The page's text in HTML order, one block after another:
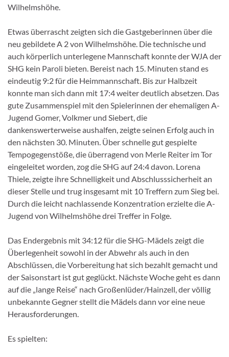
Wilhelmshöhe.
Etwas überrascht zeigten sich die Gastgeberinnen über die
neu gebildete A 2 von Wilhelmshöhe. Die technische und
auch körperlich unterlegene Mannschaft konnte der WJA der
SHG kein Paroli bieten. Bereist nach 15. Minuten stand es
eindeutig 9:2 für die Heimmannschaft. Bis zur Halbzeit
konnte man sich dann mit 17:4 weiter deutlich absetzen. Das
gute Zusammenspiel mit den Spielerinnen der ehemaligen A-
Jugend Gomer, Volkmer und Siebert, die
dankenswerterweise aushalfen, zeigte seinen Erfolg auch in
den nächsten 30. Minuten. Über schnelle gut gespielte
Tempogegenstöße, die überragend von Merle Reiter im Tor
eingeleitet worden, zog die SHG auf 24:4 davon. Lorena
Thiele, zeigte ihre Schnelligkeit und Abschlusssicherheit an
dieser Stelle und trug insgesamt mit 10 Treffern zum Sieg bei.
Durch die leicht nachlassende Konzentration erzielte die A-
Jugend von Wilhelmshöhe drei Treffer in Folge.
Das Endergebnis mit 34:12 für die SHG-Mädels zeigt die
Überlegenheit sowohl in der Abwehr als auch in den
Abschlüssen, die Vorbereitung hat sich bezahlt gemacht und
der Saisonstart ist gut geglückt. Nächste Woche geht es dann
auf die „lange Reise“ nach Großenlüder/Hainzell, der völlig
unbekannte Gegner stellt die Mädels dann vor eine neue
Herausforderungen.
Es spielten: